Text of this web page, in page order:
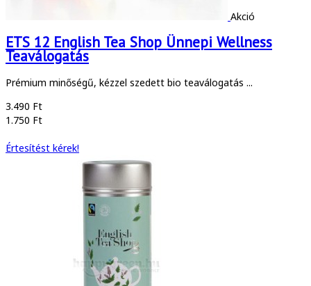
Akció
ETS 12 English Tea Shop Ünnepi Wellness
Teaválogatás
Prémium minőségű, kézzel szedett bio teaválogatás ...
3.490 Ft
1.750 Ft
Értesítést kérek!